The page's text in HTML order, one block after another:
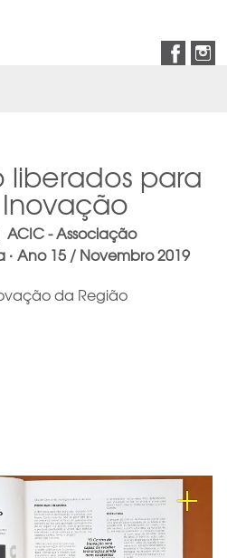
liberados para
- Associação
Ano 15 / Novembro 2019
da Região